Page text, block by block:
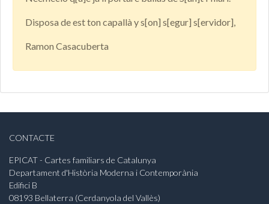
Disposa de est ton capallà y s[on] s[egur] s[ervidor],
Ramon Casacuberta
CONTACTE
EPICAT - Cartes familiars de Catalunya
Departament d'Història Moderna i Contemporània
Edifici B
08193 Bellaterra (Cerdanyola del Vallès)